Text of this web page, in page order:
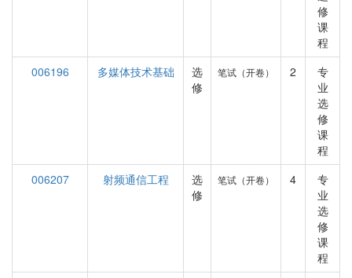
修
课
程
006196
多媒体技术基础
选
修
笔试（开卷） 2
专
业
选
修
课
程
006207
射频通信工程
选
修
笔试（开卷） 4
专
业
选
修
课
程